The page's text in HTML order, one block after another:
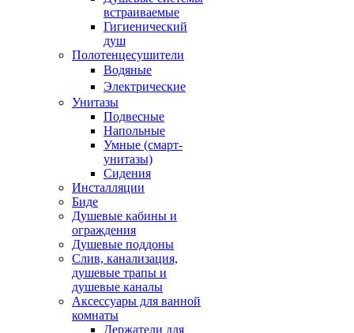
встраиваемые
Гигиенический
душ
Полотенцесушители
ㅤВодяные
ㅤЭлектрические
Унитазы
Подвесные
Напольные
Умные (смарт-
унитазы)
Сидения
Инсталляции
Биде
Душевые кабины и
ограждения
Душевые поддоны
Слив, канализация,
душевые трапы и
душевые каналы
Аксессуары для ванной
комнаты
Держатели для